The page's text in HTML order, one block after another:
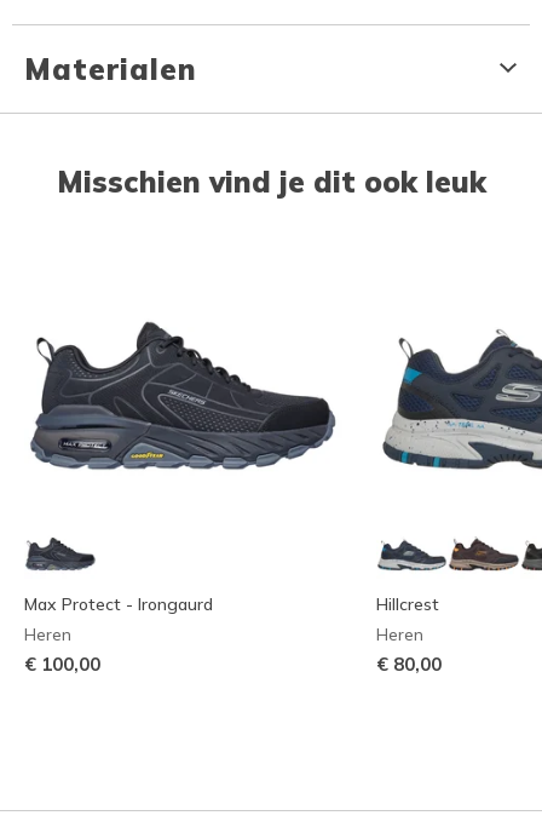
Materialen
Misschien vind je dit ook leuk
Max Protect - Irongaurd
Heren
€ 100,00
Hillcrest
Heren
€ 80,00